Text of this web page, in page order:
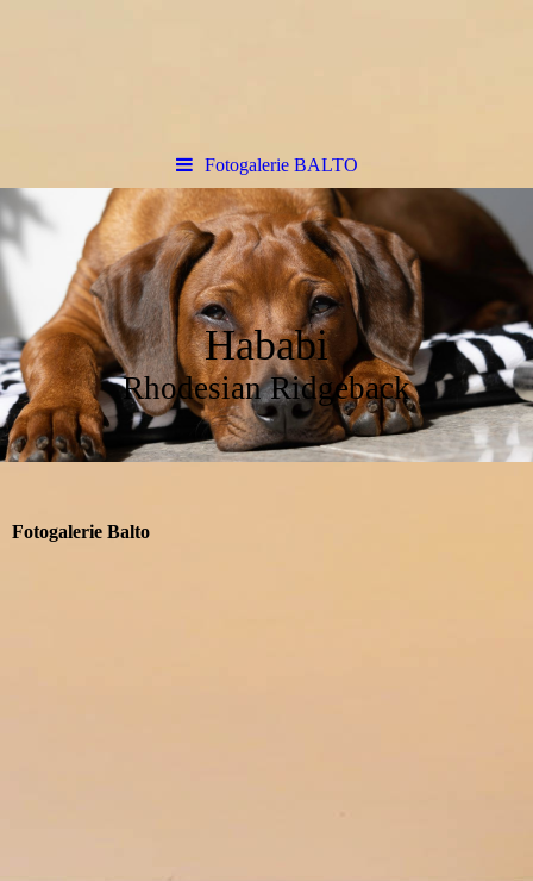
Fotogalerie BALTO
Hababi
Rhodesian Ridgeback
Fotogalerie Balto